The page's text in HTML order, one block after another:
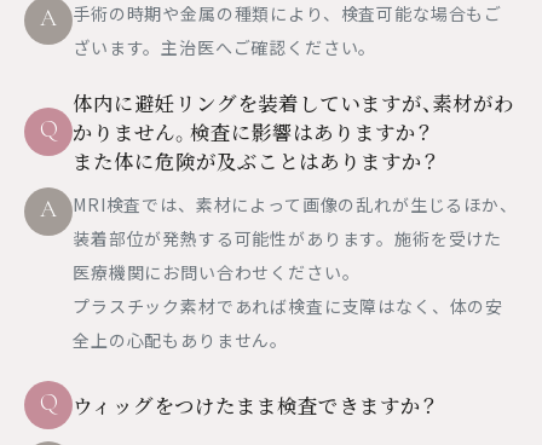
A
手術の時期や金属の種類により、検査可能な場合もご
ざいます。主治医へご確認ください。
Q
体内に避妊リングを装着していますが、素材がわ
かりません。検査に影響はありますか？
また体に危険が及ぶことはありますか？
A
MRI検査では、素材によって画像の乱れが生じるほか、
装着部位が発熱する可能性があります。施術を受けた
医療機関にお問い合わせください。
プラスチック素材であれば検査に支障はなく、体の安
全上の心配もありません。
Q
ウィッグをつけたまま検査できますか？